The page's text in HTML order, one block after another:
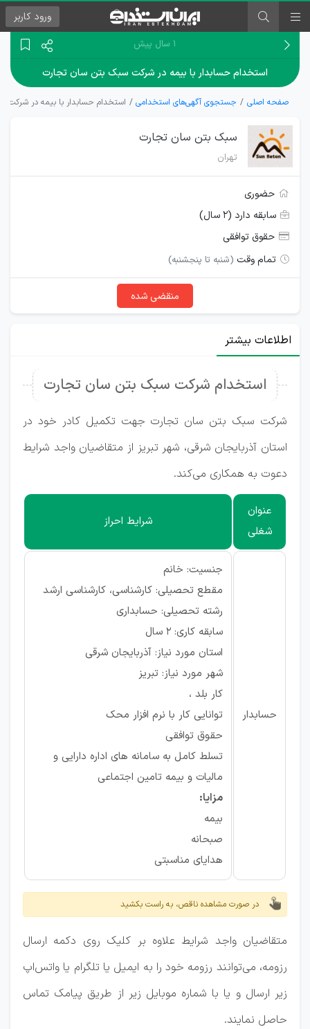
ورود کاربر
۱ سال پیش
استخدام حسابدار با بیمه در شرکت سبک بتن سان تجارت
صفحه اصلی جستجوی آگهی‌های استخدامی استخدام حسابدار با بیمه در شرکت
سبک بتن سان تجارت
تهران
حضوری
سابقه دارد (۲ سال)
حقوق توافقی
تمام وقت (شنبه تا پنجشنبه)
منقضی شده
اطلاعات بیشتر
استخدام شرکت سبک بتن سان تجارت
شرکت سبک بتن سان تجارت جهت تکمیل کادر خود در
استان آذربایجان شرقی، شهر تبریز از متقاضیان واجد شرایط
دعوت به همکاری می‌کند.
عنوان
شغلی
شرایط احراز
حسابدار
جنسیت: خانم
مقطع تحصیلی: کارشناسی، کارشناسی ارشد
رشته تحصیلی: حسابداری
سابقه کاری: ۲ سال
استان مورد نیاز: آذربایجان شرقی
شهر مورد نیاز: تبریز
کار بلد ،
توانایی کار با نرم افزار محک
حقوق توافقی
تسلط کامل به سامانه های اداره دارایی و
مالیات و بیمه تامین اجتماعی
مزایا:
بیمه
صبحانه
هدایای مناسبتی
در صورت مشاهده ناقص، به راست بکشید
متقاضیان واجد شرایط علاوه بر کلیک روی دکمه ارسال
رزومه، می‌توانند رزومه خود را به ایمیل یا تلگرام یا واتس‌اپ
زیر ارسال و یا با شماره موبایل زیر از طریق پیامک تماس
حاصل نمایند.